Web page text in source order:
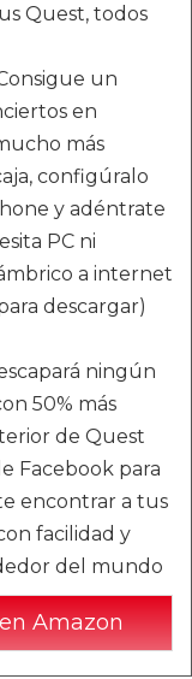
Quest, todos
un
en
más
configúralo
y adéntrate
PC ni
a internet
descargar)
ningún
50% más
de Quest
Facebook para
encontrar a tus
facilidad y
del mundo
Amazon